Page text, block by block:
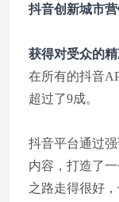
抖音创新城市
获得对受众的
在所有的抖音
超过了9成。
抖音平台通过
内容，打造了
之路走得很好